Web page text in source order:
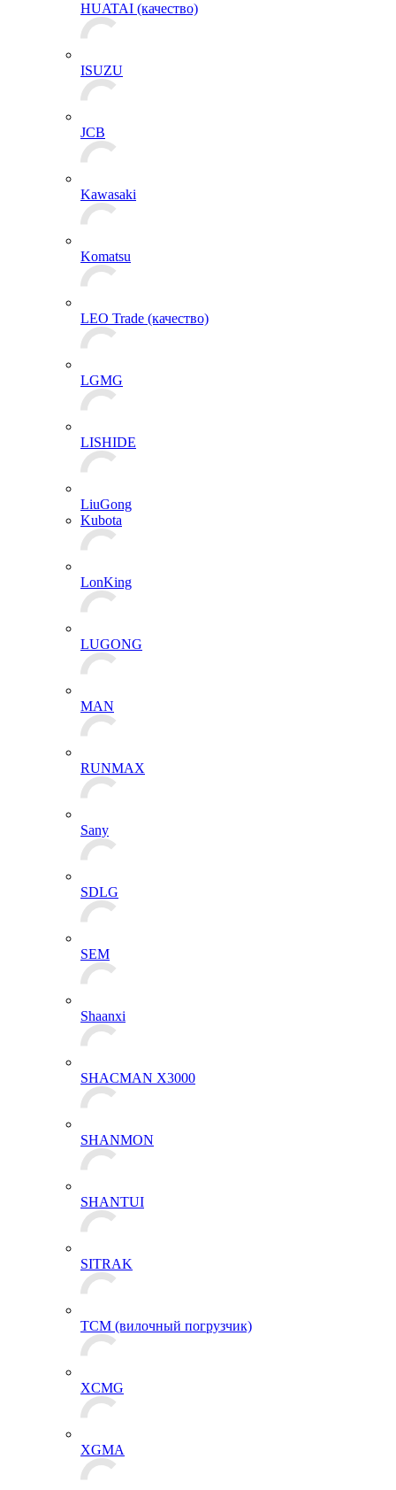
HUATAI (качество)
ISUZU
JCB
Kawasaki
Komatsu
LEO Trade (качество)
LGMG
LISHIDE
LiuGong
Kubota
LonKing
LUGONG
MAN
RUNMAX
Sany
SDLG
SEM
Shaanxi
SHACMAN X3000
SHANMON
SHANTUI
SITRAK
TCM (вилочный погрузчик)
XCMG
XGMA